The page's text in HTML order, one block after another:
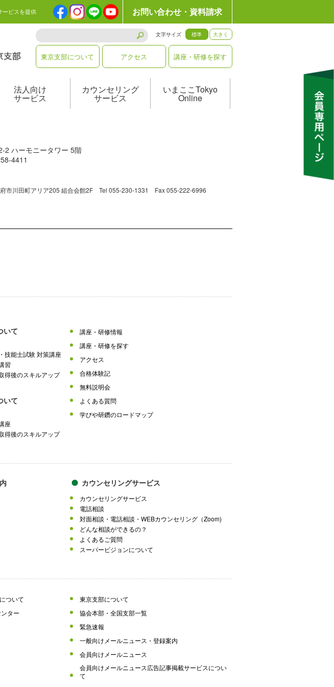
ービスを提供 お問い合わせ・資料請求
文字サイズ 標準 大きく
東京支部について アクセス 講座・研修を探す
法人向け
サービス
カウンセリング
サービス
いまここTokyo
Online
2 ハーモニータワー 5階
4411
市川田町アリア205 組合会館2F Tel 055-230-1331 Fax 055-222-6996
いて
技能士試験 対策講座
習
得後のスキルアップ
いて
座
得後のスキルアップ
講座・研修情報
講座・研修を探す
アクセス
合格体験記
無料説明会
よくある質問
学びや研鑽のロードマップ
カウンセリングサービス
カウンセリングサービス
電話相談
対面相談・電話相談・WEBカウンセリング（Zoom)
どんな相談ができるの？
よくあるご質問
スーパービジョンについて
ついて
ター
東京支部について
協会本部・全国支部一覧
緊急速報
一般向けメールニュース・登録案内
会員向けメールニュース
会員向けメールニュース広告記事掲載サービスについ
て